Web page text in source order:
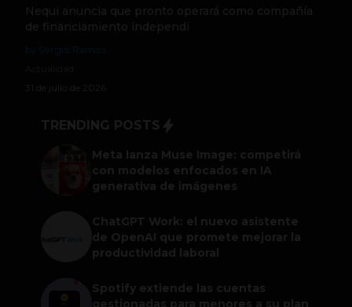
Nequi anuncia que pronto operará como compañía
de financiamiento independi
31 de julio de 2026
TRENDING POSTS
Meta lanza Muse Image: competirá
con modelos enfocados en IA
generativa de imágenes
ChatGPT Work: el nuevo asistente
de OpenAI que promete mejorar la
productividad laboral
Spotify extiende las cuentas
gestionadas para menores a su plan